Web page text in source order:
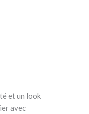
et un look
avec